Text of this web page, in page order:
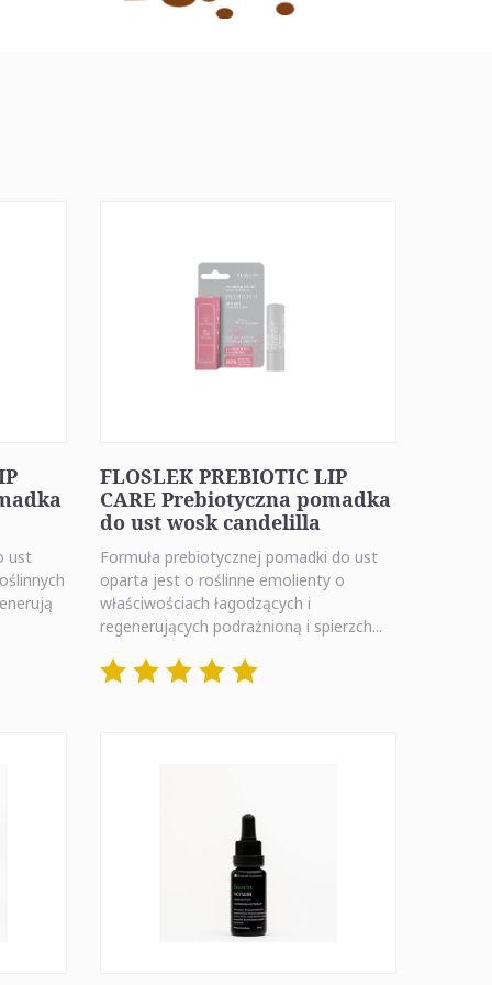
ust
FLOSLEK PREBIOTIC LIP
CARE Prebiotyczna pomadka
do ust wosk candelilla
Formuła prebiotycznej pomadki do ust
oparta jest o roślinne emolienty o
właściwościach łagodzących i
regenerujących podrażnioną i spierzch...